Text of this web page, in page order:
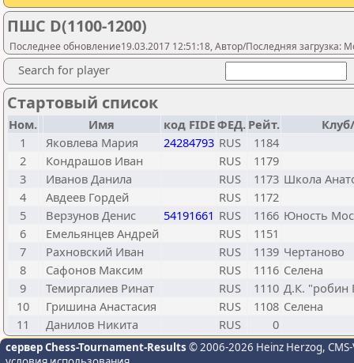
ПШС D(1100-1200)
Последнее обновление19.03.2017 12:51:18, Автор/Последняя загрузка:
Search for player
Стартовый список
Ном. Имя код FIDEФЕД. Рейт.
1
Яковлева Мария 24284793 RUS
1184
2
Кондрашов Иван RUS
1179
3
Иванов Данила RUS 1173 Школа
4
Авдеев Гордей RUS
1172
5
Верзунов Денис 54191661 RUS 1166 Юность
6
Емельянцев Андрей RUS
1151
7
Рахновский Иван RUS 1139 Чертаново
8
Сафонов Максим RUS 1116 Селена
9
Темиргалиев Ринат RUS 1110 Д.К. "робин
10
Гришина Анастасия RUS 1108 Селена
11
Данилов Никита RUS 0
сервер Chess-Tournament-Results © 2006-2026 Heinz Herzog,